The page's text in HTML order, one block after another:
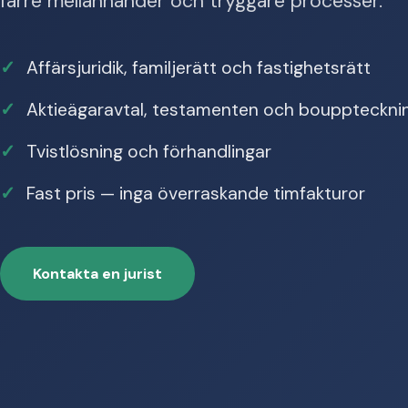
Affärsjuridik, familjerätt och fastighetsrätt
Aktieägaravtal, testamenten och
Tvistlösning och förhandlingar
Fast pris — inga överraskande timfakturor
Kontakta en jurist